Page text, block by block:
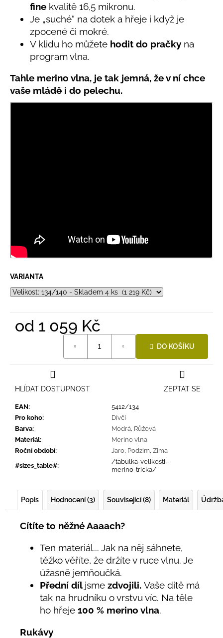
fine kvalitě 16,5 mikronu.
Je „suché“ na dotek a hřeje i když je
zpocené či mokré.
V klidu ho můžete hodit do pračky na
program vlna.
Tahle merino vlna, je tak jemná, že v ní chce
vaše mládě i do pelechu.
VARIANTA
od 1 059 Kč
DO KOŠÍKU
EAN:
5412/134
Pro koho:
Dívčí
Barva: Modrá, Růžová
Materiál:
Merino vlna
Roční období: Jaro, Podzim, Zima
#sizes_table#:
/tabulka-velikosti-
merino-tricka/
ZEPTAT SE
HLÍDAT DOSTUPNOST
Popis Hodnocení (3) Související (8) Materiál
Cítíte to něžné Aaaach?
Ten materiál... Jak na něj sáhnete,
těžko věříte, že držíte v ruce vlnu. Je
úžasně jemňoučká.
Přední díl jsme zdvojili. Vaše dítě má
tak na hrudníku o vrstvu víc. Na těle
ho hřeje 100 % merino vlna.
Rukávy
LETNÍ
RYCHLESCHNOUCÍ
KALHOTY
TYRKYSOVÉ
KORÁLKY
Kč